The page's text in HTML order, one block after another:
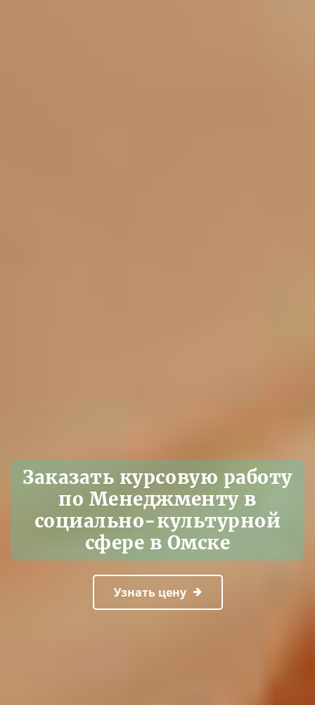
Заказать курсовую работу
по Менеджменту в
социально-культурной
сфере в Омске
Узнать цену